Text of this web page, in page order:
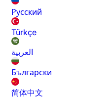
Русский
Türkçe
العربية
Български
简体中文